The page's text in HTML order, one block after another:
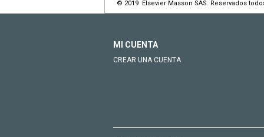
© 2019 Elsevier Masson SAS. Reservados
MI CUENTA
CREAR UNA CUENTA